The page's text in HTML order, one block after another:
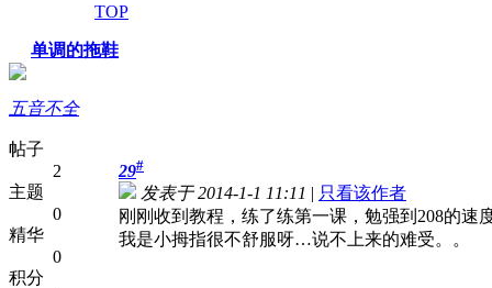
TOP
单调的拖鞋
五音不全
帖子
2
主题
0
精华
0
积分
29#
发表于 2014-1-1 11:11 | 只看该作者
刚刚收到教程，练了练第一课，勉强到208的速
我是小拇指很不舒服呀…说不上来的难受。。